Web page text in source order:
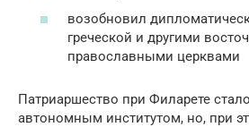
возобновил
греческой и другими
православными церквами
Патриаршество при Филарете
автономным институтом, но, при